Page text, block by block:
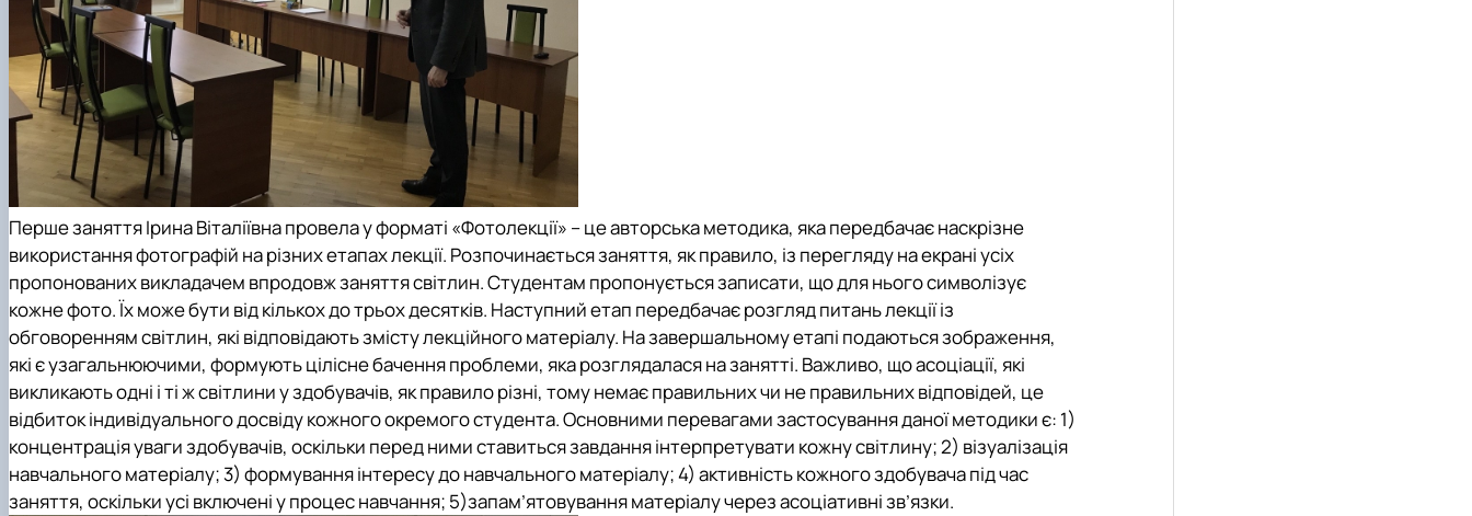
Перше заняття Ірина Віталіївна провела у форматі «Фотолекції» – це авторська методика, яка передбачає наскрізне
використання фотографій на різних етапах лекції. Розпочинається заняття, як правило, із перегляду на екрані усіх
пропонованих викладачем впродовж заняття світлин. Студентам пропонується записати, що для нього символізує
кожне фото. Їх може бути від кількох до трьох десятків. Наступний етап передбачає розгляд питань лекції із
обговоренням світлин, які відповідають змісту лекційного матеріалу. На завершальному етапі подаються зображення,
які є узагальнюючими, формують цілісне бачення проблеми, яка розглядалася на занятті. Важливо, що асоціації, які
викликають одні і ті ж світлини у здобувачів, як правило різні, тому немає правильних чи не правильних відповідей, це
відбиток індивідуального досвіду кожного окремого студента. Основними перевагами застосування даної методики є: 1)
концентрація уваги здобувачів, оскільки перед ними ставиться завдання інтерпретувати кожну світлину; 2) візуалізація
навчального матеріалу; 3) формування інтересу до навчального матеріалу; 4) активність кожного здобувача під час
заняття, оскільки усі включені у процес навчання; 5)запам’ятовування матеріалу через асоціативні зв’язки.